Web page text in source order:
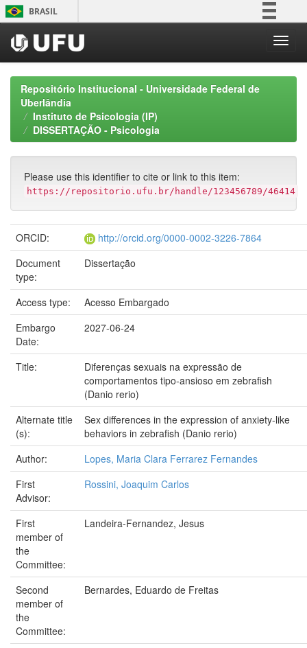
Skip
navigation
BRASIL
Participe
Acesso à informação
Repositório Institucional - Universidade Federal de
Uberlândia
Instituto de Psicologia (IP)
DISSERTAÇÃO - Psicologia
Please use this identifier to cite or link to this item:
https://repositorio.ufu.br/handle/123456789/46414
ORCID:
http://orcid.org/0000-0002-3226-7864
Document
type:
Dissertação
Access type:
Acesso Embargado
Embargo
Date:
2027-06-24
Title:
Diferenças sexuais na expressão de
comportamentos tipo-ansioso em zebrafish
(Danio rerio)
Alternate title
(s):
Sex differences in the expression of anxiety-like
behaviors in zebrafish (Danio rerio)
Author:
Lopes, Maria Clara Ferrarez Fernandes
First
Advisor:
Rossini, Joaquim Carlos
First
member of
the
Committee:
Landeira-Fernandez, Jesus
Second
member of
the
Committee:
Bernardes, Eduardo de Freitas